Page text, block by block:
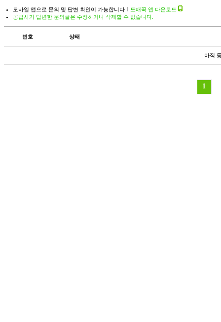
모바일 앱으로 문의 및 답변 확인이 가능합니다
도매꾹 앱 다운로드
공급사가 답변한 문의글은 수정하거나 삭제할 수 없습니다.
번호 상태
아직
1